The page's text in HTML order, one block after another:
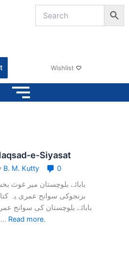
Wishlist
e-Siyasat
B. M. Kutty
0
بابائے بلوچستان میر غوث
بزنجوکی سوانح عمری یہ
بابائے بلوچستان کی سوانح
ان... Read more.